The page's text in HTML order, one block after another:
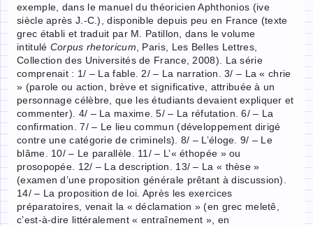
exemple, dans le manuel du théoricien Aphthonios (ive
siècle après J.-C.), disponible depuis peu en France (texte
grec établi et traduit par M. Patillon, dans le volume
intitulé Corpus rhetoricum , Paris, Les Belles Lettres,
Collection des Universités de France, 2008). La série
comprenait : 1/ – La fable. 2/ – La narration. 3/ – La « chrie
» (parole ou action, brève et significative, attribuée à un
personnage célèbre, que les étudiants devaient expliquer et
commenter). 4/ – La maxime. 5/ – La réfutation. 6/ – La
confirmation. 7/ – Le lieu commun (développement dirigé
contre une catégorie de criminels). 8/ – L’éloge. 9/ – Le
blâme. 10/ – Le parallèle. 11/ – L’« éthopée » ou
prosopopée. 12/ – La description. 13/ – La « thèse »
(examen d’une proposition générale prêtant à discussion).
14/ – La proposition de loi. Après les exercices
préparatoires, venait la « déclamation » (en grec meletê,
c’est-à-dire littéralement « entraînement », en